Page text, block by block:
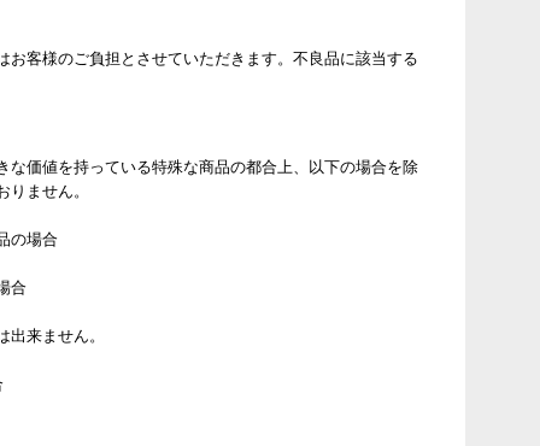
お客様のご負担とさせていただきます。不良品に該当する
な価値を持っている特殊な商品の都合上、以下の場合を除
りません。
の場合
合
来ません。